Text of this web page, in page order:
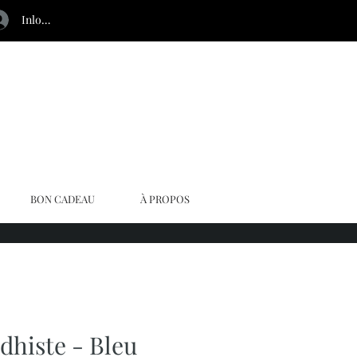
Inloggen
BON CADEAU À PROPOS
- Bleu